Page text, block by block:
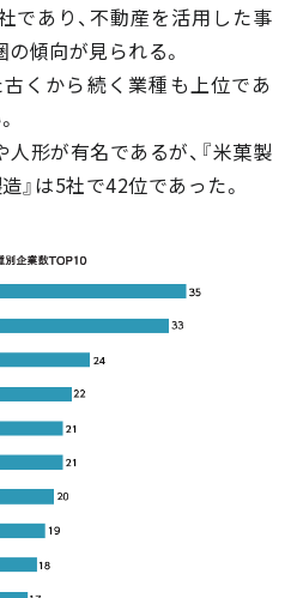
であり、不動産を活用した事
傾向が見られる。
古くから続く業種も上位であ
形が有名であるが、『米菓製
』は5社で42位であった。